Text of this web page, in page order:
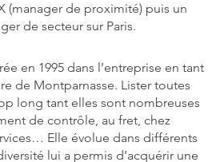
(manager de proximité) puis un
de secteur sur Paris.
en 1995 dans l’entreprise en tant
de Montparnasse. Lister toutes
long tant elles sont nombreuses
de contrôle, au fret, chez
Elle évolue dans différents
lui a permis d’acquérir une